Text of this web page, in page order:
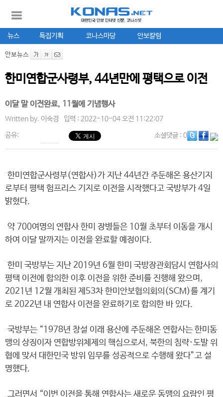
뉴스 특집기획 코나스마당 안보칼럼
안보뉴스
한미연합군사령부, 44년만에 평택으로 이전
이달 말 이전완료, 11월에 기념행사
Written by. 이숙경 입력 : 2022-10-04 오전 11:22:07
공유: 소셜댓글: 0
한미연합군사령부(연합사)가 지난 44년간 주둔해온 용산기지
로부터 평택 험프리스 기지로 이전을 시작했다고 국방부가 4일
밝혔다.
약 700여명의 연합사 한미 장병들은 10월 초부터 이동을 개시
하여 이달 말까지는 이전을 완료할 예정이다.
한미 국방부는 지난 2019년 6월 한미 국방장관회담시 연합사의
평택 이전에 합의한 이후 이전을 위한 준비를 진행해 왔으며,
2021년 12월 개최된 제53차 한미안보협의회의(SCM)를 계기
로 2022년 내 연합사 이전을 완료하기로 합의한 바 있다.
국방부는 “1978년 창설 이래 용산에 주둔해온 연합사는 한미동
맹의 상징이자 연합방위체제의 핵심으로서, 북한의 침략·도발 위
협에 맞서 대한민국 방위 임무를 성공적으로 수행해 왔다”고 설
명했다.
그러면서 “이번 이전을 통해 연합사는 새로운 동맹의 요람인 평